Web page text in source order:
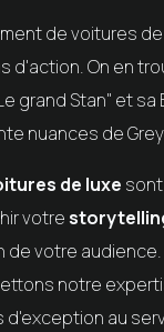
de voitures
d'action. On en
grand Stan" et sa
nuances de
de luxe
votre
de votre
notre
d'exception au